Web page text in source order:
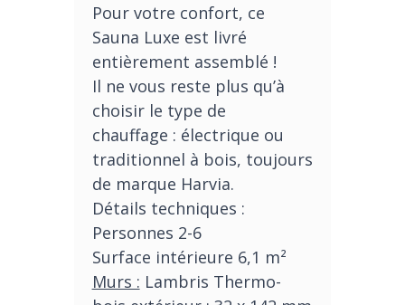
Pour votre confort, ce
Sauna Luxe est livré
entièrement assemblé !
Il ne vous reste plus qu’à
choisir le type de
chauffage : électrique ou
traditionnel à bois, toujours
de marque Harvia.
Détails techniques :
Personnes 2-6
Surface intérieure 6,1 m²
Murs : Lambris Thermo-